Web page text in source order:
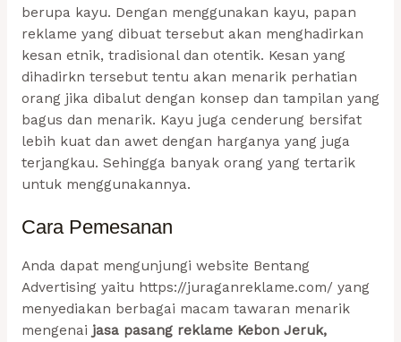
berupa kayu. Dengan menggunakan kayu, papan
reklame yang dibuat tersebut akan menghadirkan
kesan etnik, tradisional dan otentik. Kesan yang
dihadirkn tersebut tentu akan menarik perhatian
orang jika dibalut dengan konsep dan tampilan yang
bagus dan menarik. Kayu juga cenderung bersifat
lebih kuat dan awet dengan harganya yang juga
terjangkau. Sehingga banyak orang yang tertarik
untuk menggunakannya.
Cara Pemesanan
Anda dapat mengunjungi website Bentang
Advertising yaitu https://juraganreklame.com/yang
menyediakan berbagai macam tawaran menarik
mengenai jasa pasang reklame Kebon Jeruk,